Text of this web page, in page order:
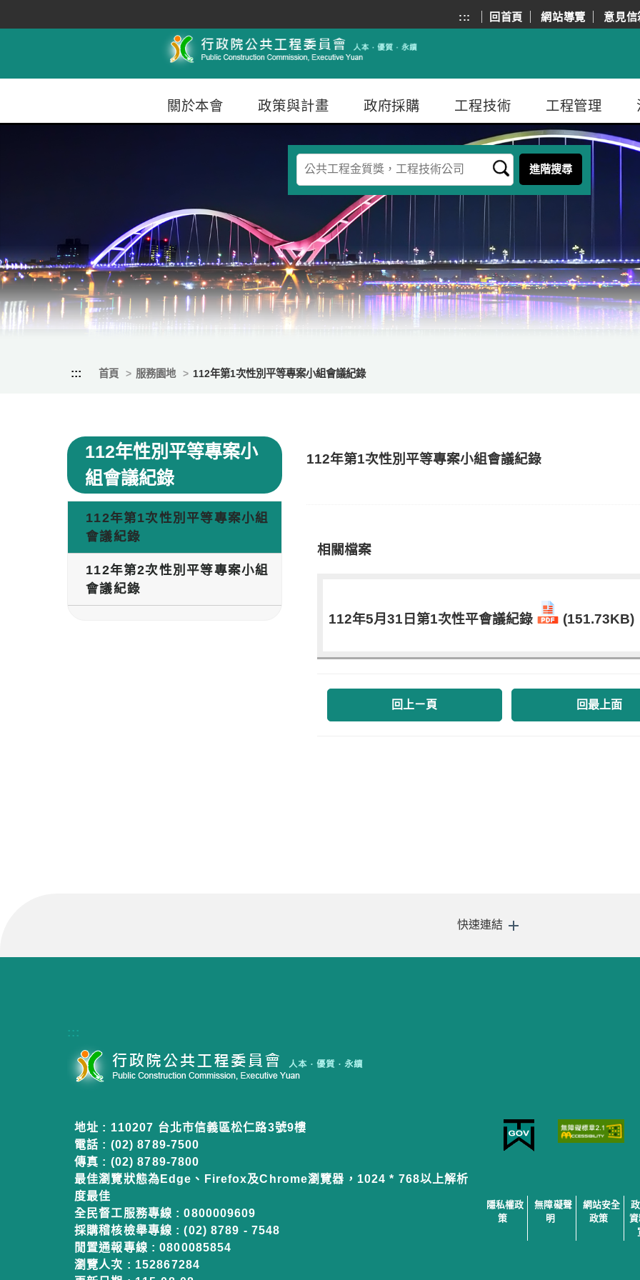
行政院公共工程委員會 ::: 回首頁 網站導覽 意見信
關於本會 政策與計畫 政府採購 工程技術 工程管理
查
條
進階搜尋
::: 首頁 服務園地 112年第1次性別平等專案小組會議紀錄
112年性別平等專案小
組會議紀錄
112年第1次性別平等專案小組
會議紀錄
112年第2次性別平等專案小組
會議紀錄
112年第1次性別平等專案小組會議紀錄
相關檔案
112年5月31日第1次性平會議紀錄 (151.73KB)
回上ㄧ頁 回最上面
快速連結
:::
地址 : 110207 台北市信義區松仁路3號9樓
電話 : (02) 8789-7500
傳真 : (02) 8789-7800
最佳瀏覽狀態為Edge、Firefox及Chrome瀏覽器，1024 * 768以上解析
度最佳
全民督工服務專線 : 0800009609
採購稽核檢舉專線 : (02) 8789 - 7548
閒置通報專線 : 0800085854
隱私權政
策
無障礙聲
明
網站安全
政策
瀏覽人次 : 152867284